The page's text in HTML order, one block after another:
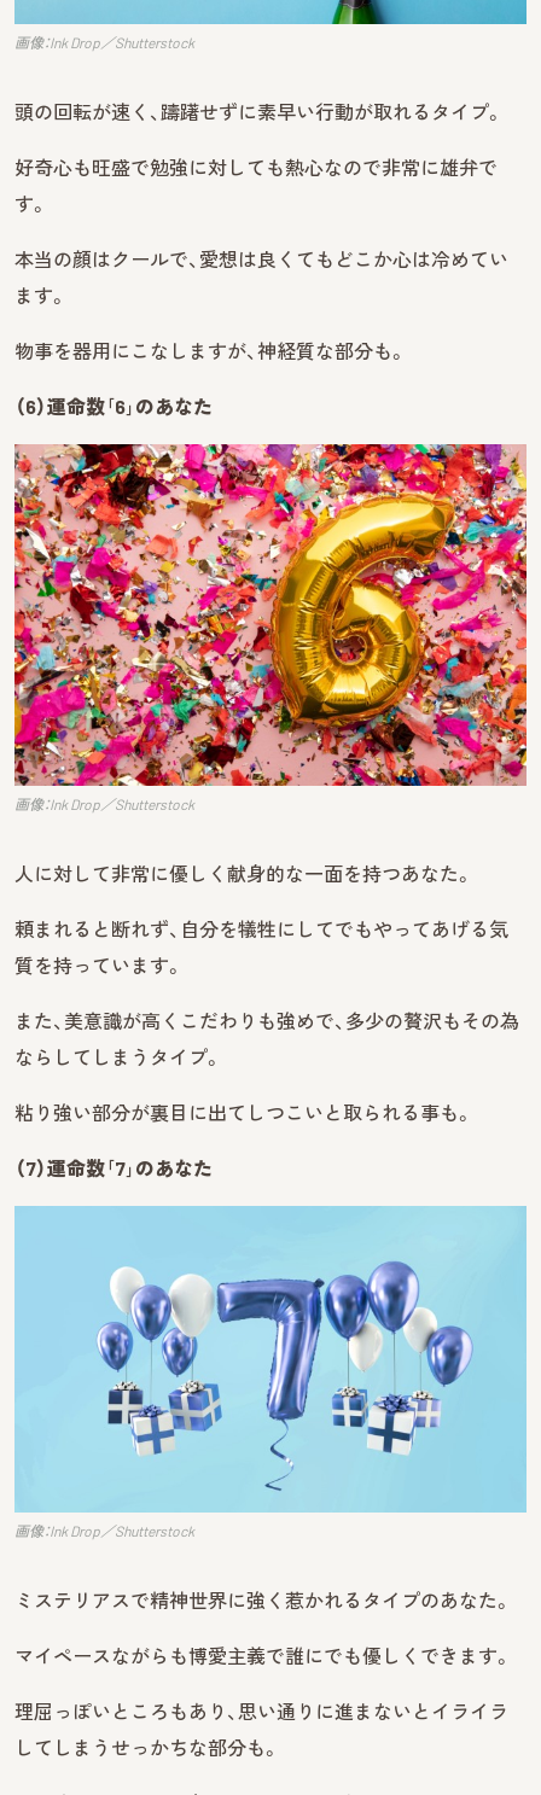
画像：Ink Drop／Shutterstock
頭の回転が速く、躊躇せずに素早い行動が取れるタイプ。
好奇心も旺盛で勉強に対しても熱心なので非常に雄弁で
す。
本当の顔はクールで、愛想は良くてもどこか心は冷めてい
ます。
物事を器用にこなしますが、神経質な部分も。
（6）運命数｢6｣のあなた
画像：Ink Drop／Shutterstock
人に対して非常に優しく献身的な一面を持つあなた。
頼まれると断れず、自分を犠牲にしてでもやってあげる気
質を持っています。
また、美意識が高くこだわりも強めで、多少の贅沢もその為
ならしてしまうタイプ。
粘り強い部分が裏目に出てしつこいと取られる事も。
（7）運命数｢7｣のあなた
画像：Ink Drop／Shutterstock
ミステリアスで精神世界に強く惹かれるタイプのあなた。
マイペースながらも博愛主義で誰にでも優しくできます。
理屈っぽいところもあり、思い通りに進まないとイライラ
してしまうせっかちな部分も。